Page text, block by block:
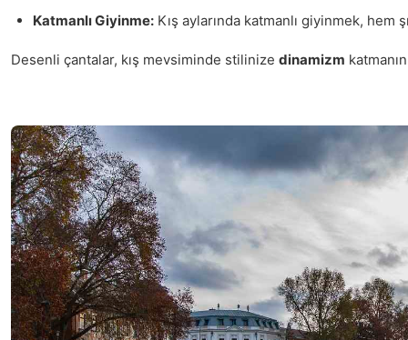
Katmanlı Giyinme: Kış aylarında katmanlı giyinmek, hem
Desenli çantalar, kış mevsiminde stilinize dinamizm